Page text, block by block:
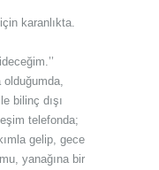
karanlıkta.
bilinç dışı
telefonda;
gelip, gece
yanağına bir